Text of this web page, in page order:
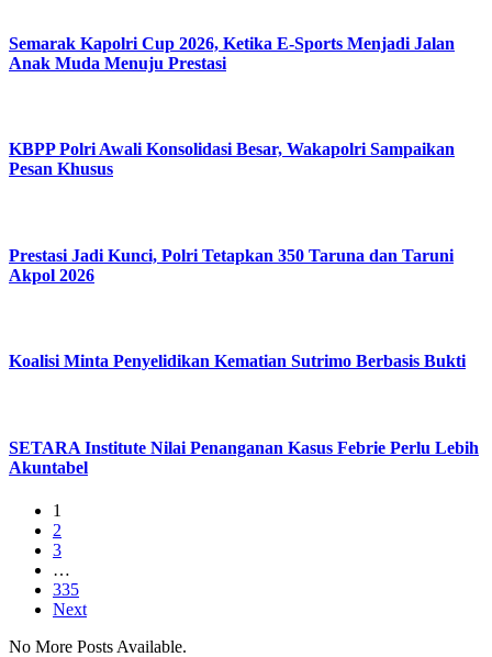
Semarak Kapolri Cup 2026, Ketika E-Sports Menjadi Jalan
Anak Muda Menuju Prestasi
KBPP Polri Awali Konsolidasi Besar, Wakapolri Sampaikan
Pesan Khusus
Prestasi Jadi Kunci, Polri Tetapkan 350 Taruna dan Taruni
Akpol 2026
Koalisi Minta Penyelidikan Kematian Sutrimo Berbasis Bukti
SETARA Institute Nilai Penanganan Kasus Febrie Perlu Lebih
Akuntabel
1
2
3
…
335
Next
No More Posts Available.